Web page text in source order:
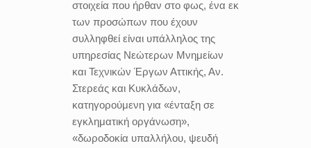
στοιχεία που ήρθαν στο φως, ένα εκ
των προσώπων που έχουν
συλληφθεί είναι υπάλληλος της
υπηρεσίας Νεώτερων Μνημείων
και Τεχνικών Έργων Αττικής, Αν.
Στερεάς και Κυκλάδων,
κατηγορούμενη για «ένταξη σε
εγκληματική οργάνωση»,
«δωροδοκία υπαλλήλου, ψευδή